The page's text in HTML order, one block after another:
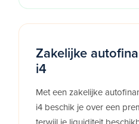
Zakelijke
i4
Met een zakelijke
i4 beschik je over een